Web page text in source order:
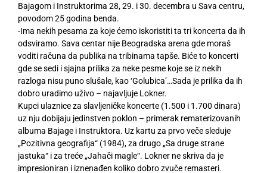
Bajagom i Instruktorima 28, 29. i 30. decembra u Sava centru,
povodom 25 godina benda.
-Ima nekih pesama za koje ćemo iskoristiti ta tri koncerta da ih
odsviramo. Sava centar nije Beogradska arena gde moraš
voditi računa da publika na tribinama tapše. Biće to koncerti
gde se sedi i sjajna prilika za neke pesme koje se iz nekih
razloga nisu puno slušale, kao ‘Golubica’…Sada je prilika da ih
dobro uradimo uživo – najavljuje Lokner.
Kupci ulaznice za slavljeničke koncerte (1.500 i 1.700 dinara)
uz nju dobijaju jedinstven poklon – primerak rematerizovanih
albuma Bajage i Instruktora. Uz kartu za prvo veče sleduje
„Pozitivna geografija“ (1984), za drugo „Sa druge strane
jastuka“ i za treće „Jahači magle“. Lokner ne skriva da je
impresioniran i iznenađen koliko dobro zvuče remasteri.